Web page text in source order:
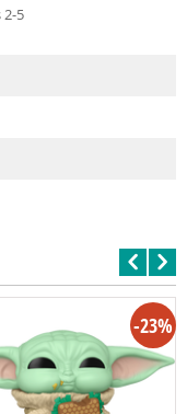
2-5
-23%